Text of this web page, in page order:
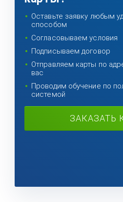
Оставьте заявку любым
способом
Согласовываем условия
Подписываем договор
Отправляем карты по
вас
Проводим обучение по
системой
ЗАКАЗАТЬ